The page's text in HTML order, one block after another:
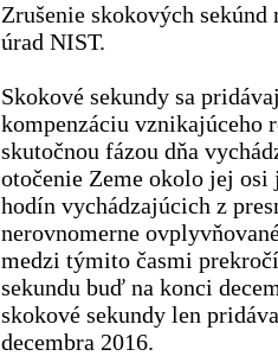
Zrušenie skokových
úrad NIST.
Skokové sekundy sa
kompenzáciu vznikajúceho
skutočnou fázou dňa
otočenie Zeme okolo jej osi
hodín vychádzajúcich z
nerovnomerne
medzi týmito časmi
sekundu buď na konci
skokové sekundy len
decembra 2016.